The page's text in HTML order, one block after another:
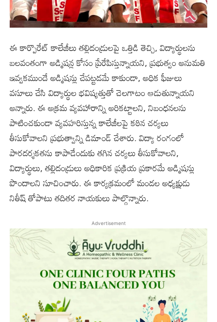
ఈ కార్పొరేట్ కాలేజీలు తల్లిదండ్రులపై ఒత్తిడి తెచ్చి, విద్యార్థులను
బలవంతంగా అడ్మిషన్ల కోసం ప్రేరేపిస్తున్నాయని, ప్రభుత్వం అనుమతి
ఇవ్వకముందే అడ్మిషన్లు చేపట్టడమే కాకుండా, అధిక ఫీజులు
వసూలు చేసి విద్యార్థుల భవిష్యత్తుతో చెలగాటం ఆడుతున్నాయని
అన్నారు. ఈ అక్రమ వ్యవహారాన్ని అరికట్టాలని, నిబంధనలను
పాటించకుండా వ్యవహరిస్తున్న కాలేజీలపై కఠిన చర్యలు
తీసుకోవాలని ప్రభుత్వాన్ని డిమాండ్ చేశారు. విద్యా రంగంలో
పారదర్శకతను కాపాడేందుకు తగిన చర్యలు తీసుకోవాలని,
విద్యార్థులు, తల్లిదండ్రులు అధికారిక ప్రక్రియ ప్రకారమే అడ్మిషన్లు
పొందాలని సూచించారు. ఈ కార్యక్రమంలో మండల అధ్యక్షుడు
నితీష్ తోపాటు తదితర నాయకులు పాల్గొన్నారు.
Advertisement